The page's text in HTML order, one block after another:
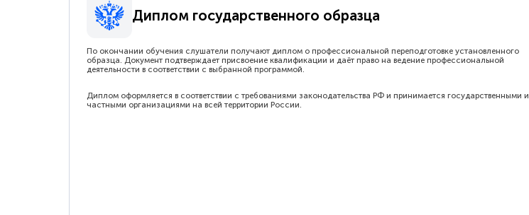
Диплом государственного образца
По окончании обучения слушатели получают диплом о профессиональной переподготовке установленного
образца. Документ подтверждает присвоение квалификации и даёт право на ведение профессиональной
деятельности в соответствии с выбранной программой.
Диплом оформляется в соответствии с требованиями законодательства РФ и принимается государственными и
частными организациями на всей территории России.